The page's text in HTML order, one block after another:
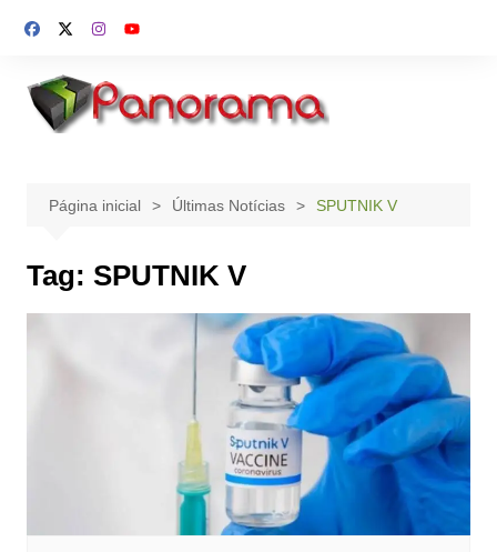
para
conteúdo
Página inicial Últimas Notícias SPUTNIK V
Tag: SPUTNIK V